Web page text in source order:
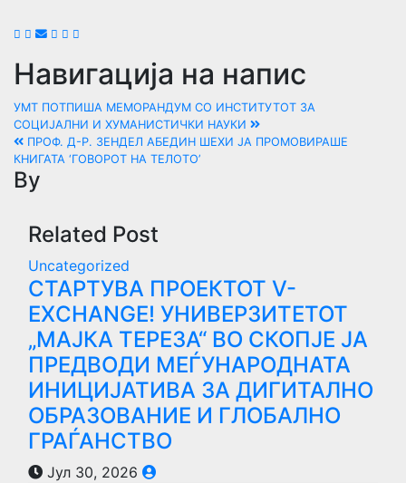
Навигација на напис
УМТ ПОТПИША МЕМОРАНДУМ СО ИНСТИТУТОТ ЗА
СОЦИЈАЛНИ И ХУМАНИСТИЧКИ НАУКИ
ПРОФ. Д-Р. ЗЕНДЕЛ АБЕДИН ШЕХИ ЈА ПРОМОВИРАШЕ
КНИГАТА ‘ГОВОРОТ НА ТЕЛОТО’
By
Related Post
Uncategorized
СТАРТУВА ПРОЕКТОТ V-
EXCHANGE! УНИВЕРЗИТЕТОТ
„МАЈКА ТЕРЕЗА“ ВО СКОПЈЕ ЈА
ПРЕДВОДИ МЕЃУНАРОДНАТА
ИНИЦИЈАТИВА ЗА ДИГИТАЛНО
ОБРАЗОВАНИЕ И ГЛОБАЛНО
ГРАЃАНСТВО
Јул 30, 2026